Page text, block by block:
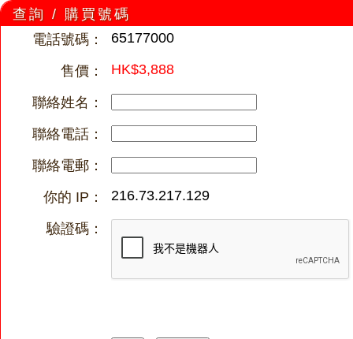
查詢 / 購買號碼
電話號碼：
65177000
售價： HK$3,888
聯絡姓名：
聯絡電話：
聯絡電郵：
你的 IP：
216.73.217.129
驗證碼：